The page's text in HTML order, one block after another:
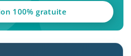
100% gratuite